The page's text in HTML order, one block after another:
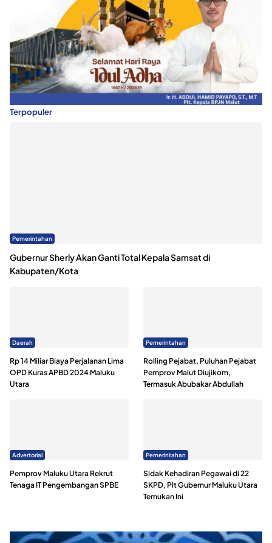
Terpopuler
Pemerintahan
Gubernur Sherly Akan Ganti Total Kepala Samsat di
Kabupaten/Kota
Daerah
Rp 14 Miliar Biaya Perjalanan Lima
OPD Kuras APBD 2024 Maluku
Utara
Pemerintahan
Rolling Pejabat, Puluhan Pejabat
Pemprov Malut Diujikom,
Termasuk Abubakar Abdullah
Advertorial
Pemprov Maluku Utara Rekrut
Tenaga IT Pengembangan SPBE
Pemerintahan
Sidak Kehadiran Pegawai di 22
SKPD, Plt Gubernur Maluku Utara
Temukan Ini